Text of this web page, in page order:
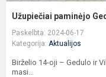
Užupiečiai paminėjo
Paskelbta: 2024-06-17
Kategorija: Aktualijos
Birželio 14-oji – Gedulo ir
masi...